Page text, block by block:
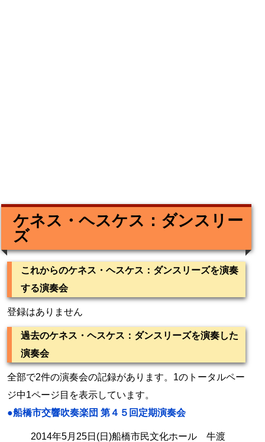
ケネス・ヘスケス：ダンスリー
ズ
これからのケネス・ヘスケス：ダンスリーズを演奏
する演奏会
登録はありません
過去のケネス・ヘスケス：ダンスリーズを演奏した
演奏会
全部で2件の演奏会の記録があります。1のトータルペー
ジ中1ページ目を表示しています。
●船橋市交響吹奏楽団 第４５回定期演奏会
2014年5月25日(日)船橋市民文化ホール 牛渡